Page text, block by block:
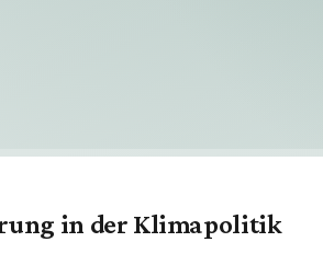
in der Klimapolitik